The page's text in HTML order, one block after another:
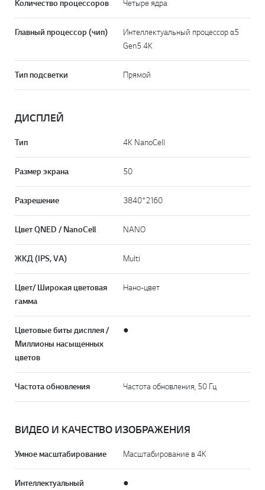
Количество процессоров Четыре ядра
Главный процессор (чип)
Интеллектуальный процессор α5
Gen5 4K
Тип подсветки Прямой
ДИСПЛЕЙ
Тип 4K NanoCell
Размер экрана 50
Разрешение 3840*2160
Цвет QNED / NanoCell NANO
ЖКД (IPS, VA) Multi
Цвет/ Широкая цветовая
гамма
Нано-цвет
Цветовые биты дисплея /
Миллионы насыщенных
цветов
●
Частота обновления Частота обновления, 50 Гц
ВИДЕО И КАЧЕСТВО ИЗОБРАЖЕНИЯ
Умное масштабирование Масштабирование в 4К
Интеллектуальный
●